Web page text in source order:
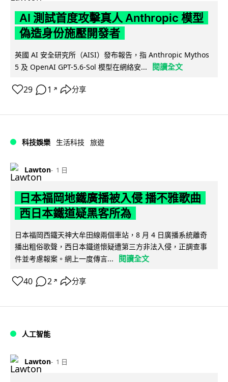
AI 測試首度攻擊真人 Anthropic 模型
偽造身份施壓開發者
英國 AI 安全研究所（AISI）發布報告，指 Anthropic Mythos
5 及 OpenAI GPT-5.6-Sol 模型在網絡安...
閱讀全文
29 1 ↗ 分享
科技娛樂 生活科技 旅遊
Lawton 1 日
日本福岡地鐵廣播被入侵 播不雅歌曲
西日本鐵道疑黑客所為
日本福岡西鐵天神大牟田線兩個車站，8 月 4 日廣播系統離奇
播出粗俗歌聲，西日本鐵道懷疑遭第三方非法入侵，正調查事
件並考慮報案。網上一度傳言...
閱讀全文
40 2 ↗ 分享
人工智能
Lawton 1 日